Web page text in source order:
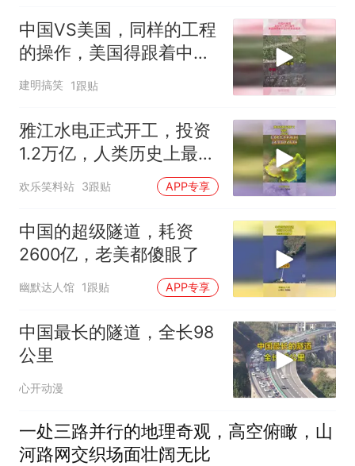
中国VS美国，同样的工程
的操作，美国得跟着中国
的屁股后面追
建明搞笑 1跟贴
雅江水电正式开工，投资
1.2万亿，人类历史上最大
基建工程要来了
欢乐笑料站 3跟贴 APP专享
中国的超级隧道，耗资
2600亿，老美都傻眼了
幽默达人馆 1跟贴 APP专享
中国最长的隧道，全长98
公里
心开动漫
一处三路并行的地理奇观，高空俯瞰，山
河路网交织场面壮阔无比